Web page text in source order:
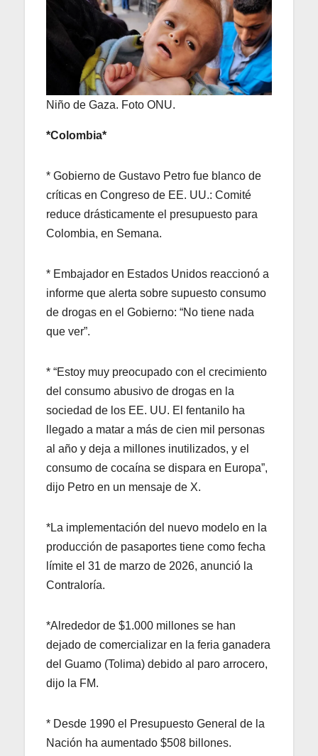
Niño de Gaza. Foto ONU.
*Colombia*
* Gobierno de Gustavo Petro fue blanco de
críticas en Congreso de EE. UU.: Comité
reduce drásticamente el presupuesto para
Colombia, en Semana.
* Embajador en Estados Unidos reaccionó a
informe que alerta sobre supuesto consumo
de drogas en el Gobierno: “No tiene nada
que ver”.
* “Estoy muy preocupado con el crecimiento
del consumo abusivo de drogas en la
sociedad de los EE. UU. El fentanilo ha
llegado a matar a más de cien mil personas
al año y deja a millones inutilizados, y el
consumo de cocaína se dispara en Europa”,
dijo Petro en un mensaje de X.
*La implementación del nuevo modelo en la
producción de pasaportes tiene como fecha
límite el 31 de marzo de 2026, anunció la
Contraloría.
*Alrededor de $1.000 millones se han
dejado de comercializar en la feria ganadera
del Guamo (Tolima) debido al paro arrocero,
dijo la FM.
* Desde 1990 el Presupuesto General de la
Nación ha aumentado $508 billones.